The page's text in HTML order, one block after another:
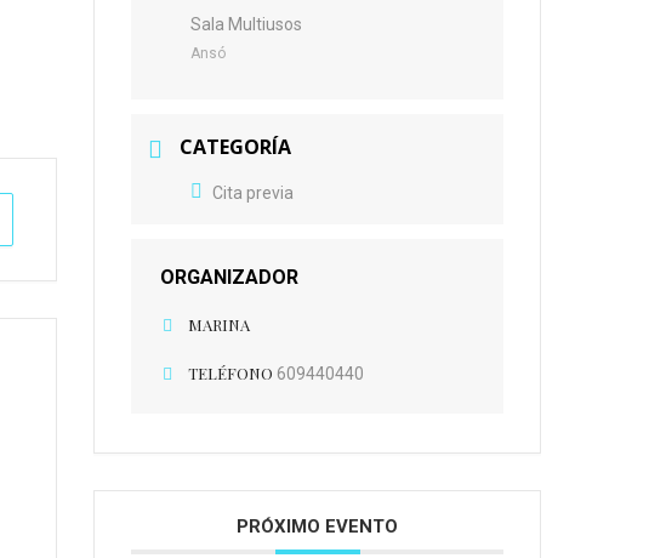
Sala Multiusos
Ansó
CATEGORÍA
Cita previa
ORGANIZADOR
MARINA
TELÉFONO 609440440
PRÓXIMO EVENTO